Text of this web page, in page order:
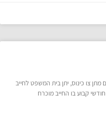
צו כינוס, יתן בית המשפט לחייב
קבוע בו החייב מוכרח